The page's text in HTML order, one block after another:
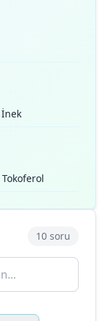
İnek
10 soru